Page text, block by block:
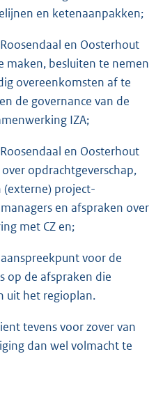
en ketenaanpakken;
en Oosterhout
maken, besluiten te nemen
overeenkomsten af te
de governance van de
IZA;
en Oosterhout
opdrachtgeverschap,
(externe) project-
en afspraken over
met CZ en;
voor de
op de afspraken die
uit het regioplan.
tevens voor zover van
dan wel volmacht te